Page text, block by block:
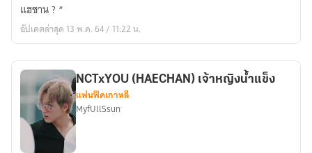
[Stay
with
แฮชาน ? “
อัปเดตล่าสุด 13 พ.ค. 64 / 11:22 น.
NCTxYOU (HAECHAN) เจ้าหญิงน้ำแข็ง
แฟนฟิคเกาหลี
MyfUllSsun